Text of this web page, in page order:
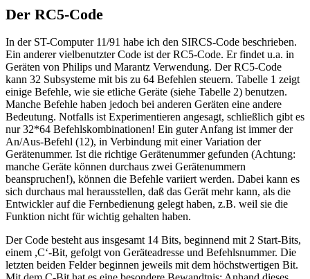
Der RC5-Code
In der ST-Computer 11/91 habe ich den SIRCS-Code beschrieben.
Ein anderer vielbenutzter Code ist der RC5-Code. Er findet u.a. in
Geräten von Philips und Marantz Verwendung. Der RC5-Code
kann 32 Subsysteme mit bis zu 64 Befehlen steuern. Tabelle 1 zeigt
einige Befehle, wie sie etliche Geräte (siehe Tabelle 2) benutzen.
Manche Befehle haben jedoch bei anderen Geräten eine andere
Bedeutung. Notfalls ist Experimentieren angesagt, schließlich gibt es
nur 32*64 Befehlskombinationen! Ein guter Anfang ist immer der
An/Aus-Befehl (12), in Verbindung mit einer Variation der
Gerätenummer. Ist die richtige Gerätenummer gefunden (Achtung:
manche Geräte können durchaus zwei Gerätenummern
beanspruchen!), können die Befehle variiert werden. Dabei kann es
sich durchaus mal herausstellen, daß das Gerät mehr kann, als die
Entwickler auf die Fernbedienung gelegt haben, z.B. weil sie die
Funktion nicht für wichtig gehalten haben.
Der Code besteht aus insgesamt 14 Bits, beginnend mit 2 Start-Bits,
einem ,C‘-Bit, gefolgt von Geräteadresse und Befehlsnummer. Die
letzten beiden Felder beginnen jeweils mit dem höchstwertigen Bit.